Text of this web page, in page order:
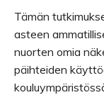
Tämän
asteen
nuorten omia
päihteiden